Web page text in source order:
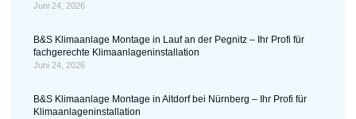
Juni 24, 2026
B&S Klimaanlage Montage in Lauf an der Pegnitz – Ihr Profi für
fachgerechte Klimaanlageninstallation
Juni 24, 2026
B&S Klimaanlage Montage in Altdorf bei Nürnberg – Ihr Profi für
Klimaanlageninstallation